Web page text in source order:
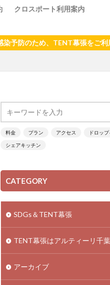
クロスポート利用案内
防のため、TENT幕張をご利用
料金 プラン アクセス ドロッ
シェアキッチン
CATEGORY
SDGs＆TENT幕張
TENT幕張はアルティーリ千
アーカイブ